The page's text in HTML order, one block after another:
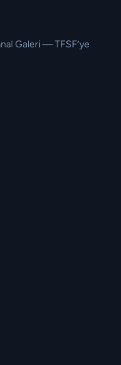
Galeri — TFSF’ye